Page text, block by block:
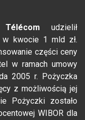
udzielił
w kwocie 1 mld zł.
części ceny
w ramach umowy
2005 r. Pożyczka
z możliwością jej
Pożyczki zostało
WIBOR dla